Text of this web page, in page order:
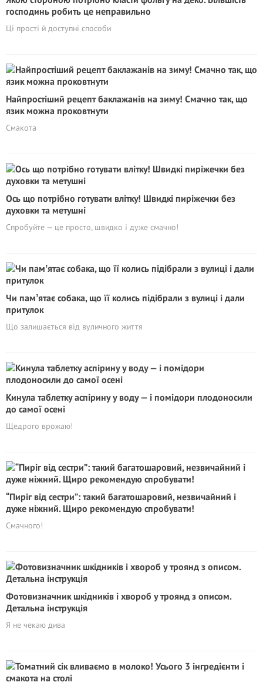
господинь робить це неправильно
Ці прості й доступні способи
Найпростіший рецепт баклажанів на зиму! Смачно так, що
язик можна проковтнути
Смакота
Ось що потрібно готувати влітку! Швидкі пиріжечки без
духовки та метушні
Спробуйте — це просто, швидко і дуже смачно!
Чи памʼятає собака, що її колись підібрали з вулиці і дали
притулок
Що залишається від вуличного життя
Кинула таблетку аспірину у воду — і помідори плодоносили
до самої осені
Щедрого врожаю!
“Пиріг від сестри”: такий багатошаровий, незвичайний і
дуже ніжний. Щиро рекомендую спробувати!
Смачного!
Фотовизначник шкідників і хвороб у троянд з описом.
Детальна інструкція
Я не чекаю дива